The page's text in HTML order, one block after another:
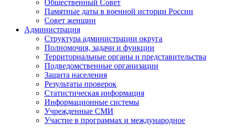
Общественный Совет
Памятные даты в военной истории России
Совет женщин
Администрация
Структура администрации округа
Полномочия, задачи и функции
Территориальные органы и представительства
Подведомственные организации
Защита населения
Результаты проверок
Статистическая информация
Информационные системы
Учрежденные СМИ
Участие в программах и международное